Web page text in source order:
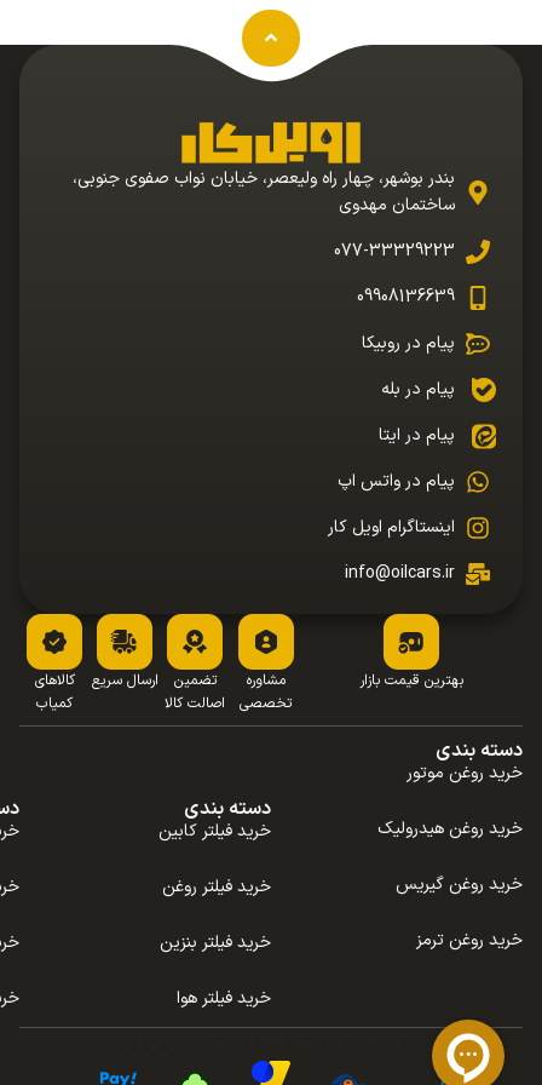
بندر بوشهر، چهار راه ولیعصر، خیابان نواب صفوی جنوبی،
ساختمان مهدوی
077-33329223
09908136639
پیام در روبیکا
پیام در بله
پیام در ایتا
پیام در واتس اپ
اینستاگرام اویل کار
info@oilcars.ir
بهترین قیمت بازار
مشاوره
تخصصی
تضمین
اصالت کالا
ارسال سریع
کالاهای
کمیاب
دسته بندی
خرید روغن موتور
خرید روغن هیدرولیک
خرید روغن گیریس
خرید روغن ترمز
دسته بندی
خرید فیلتر کابین
خرید فیلتر روغن
خرید فیلتر بنزین
خرید فیلتر هوا